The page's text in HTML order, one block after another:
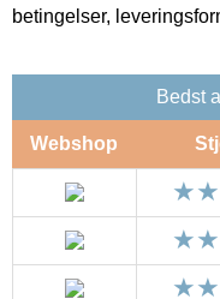
betingelser,
Bedst
Webshop